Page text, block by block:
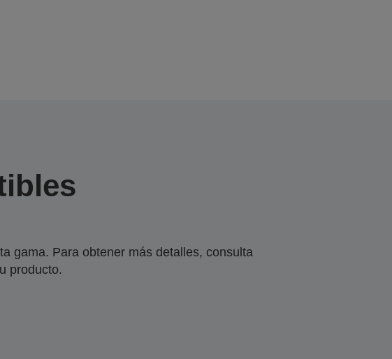
gama. Para obtener más detalles, consulta
producto.